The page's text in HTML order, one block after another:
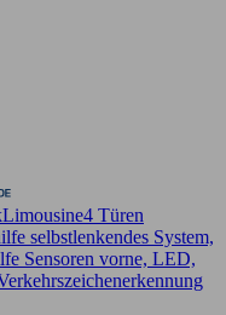
Limousine4 Türen
selbstlenkendes System,
Sensoren vorne, LED,